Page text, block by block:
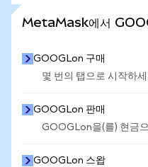
MetaMask에서
GOOGLon 구매
몇 번의 탭으로 시작하
GOOGLon 판매
GOOGLon을(를) 현금
GOOGLon 스왑